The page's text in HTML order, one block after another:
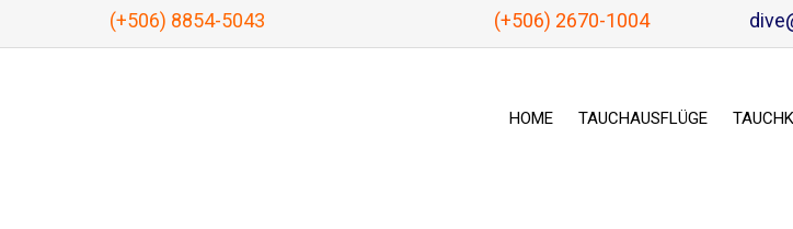
(+506) 8854-5043 (+506) 2670-1004
HOME TAUCHAUSFLÜGE